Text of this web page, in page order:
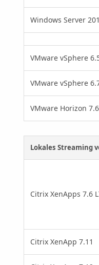
Windows Server
VMware vSphere
VMware vSphere
VMware Horizon 7.6
Lokales Streaming
Citrix XenApps 7.6
Citrix XenApp 7.11